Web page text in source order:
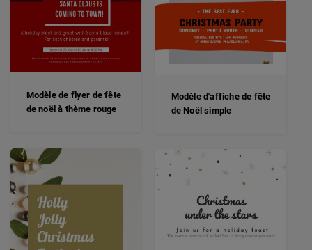
Modèle d'affiche de fête
de Noël simple
Modèle de flyer de fête
de noël à thème rouge